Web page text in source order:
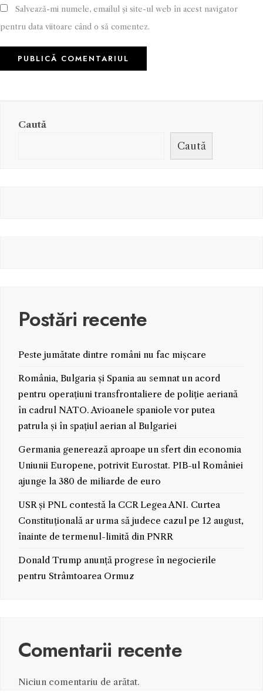
Salvează-mi numele, emailul și site-ul web în acest navigator
pentru data viitoare când o să comentez.
Caută
Caută
Postări recente
Peste jumătate dintre români nu fac mișcare
România, Bulgaria și Spania au semnat un acord
pentru operațiuni transfrontaliere de poliție aeriană
în cadrul NATO. Avioanele spaniole vor putea
patrula și în spațiul aerian al Bulgariei
Germania generează aproape un sfert din economia
Uniunii Europene, potrivit Eurostat. PIB-ul României
ajunge la 380 de miliarde de euro
USR și PNL contestă la CCR Legea ANI. Curtea
Constituțională ar urma să judece cazul pe 12 august,
înainte de termenul-limită din PNRR
Donald Trump anunță progrese în negocierile
pentru Strâmtoarea Ormuz
Comentarii recente
Niciun comentariu de arătat.